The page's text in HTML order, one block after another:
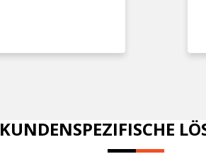
KUNDENSPEZIFISCHE